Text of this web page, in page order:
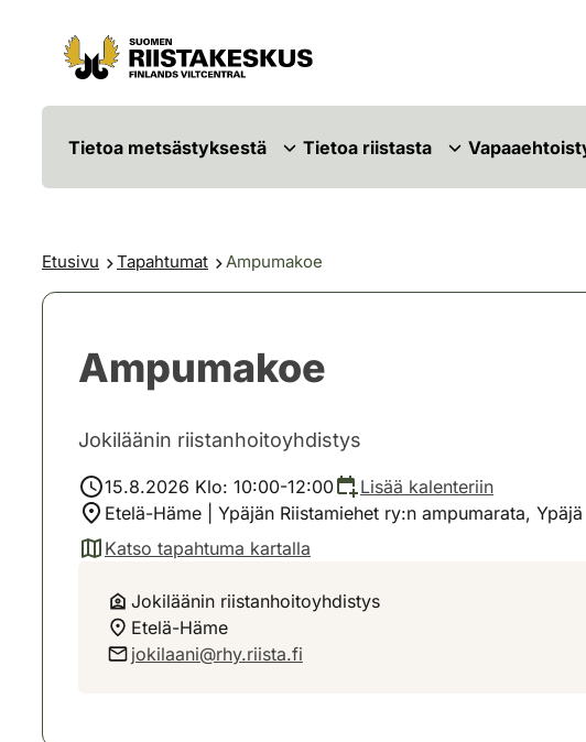
Siirry sisältöön
Siirry sivustokarttaan
Tietoa metsästyksestä Tietoa riistasta
Etusivu Tapahtumat Ampumakoe
Ampumakoe
Jokiläänin riistanhoitoyhdistys
15.8.2026 Klo: 10:00-12:00
Lisää kalenteriin
Etelä-Häme | Ypäjän Riistamiehet ry:n ampumarata, Ypäjä
Katso tapahtuma kartalla
(avautuu uuteen välilehteen)
Jokiläänin riistanhoitoyhdistys
Etelä-Häme
jokilaani@rhy.riista.fi